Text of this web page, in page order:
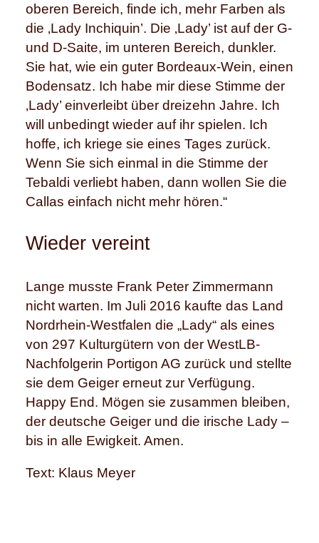
oberen Bereich, finde ich, mehr Farben als
die ‚Lady Inchiquin’. Die ‚Lady’ ist auf der G-
und D-Saite, im unteren Bereich, dunkler.
Sie hat, wie ein guter Bordeaux-Wein, einen
Bodensatz. Ich habe mir diese Stimme der
‚Lady’ einverleibt über dreizehn Jahre. Ich
will unbedingt wieder auf ihr spielen. Ich
hoffe, ich kriege sie eines Tages zurück.
Wenn Sie sich einmal in die Stimme der
Tebaldi verliebt haben, dann wollen Sie die
Callas einfach nicht mehr hören.“
Wieder vereint
Lange musste Frank Peter Zimmermann
nicht warten. Im Juli 2016 kaufte das Land
Nordrhein-Westfalen die „Lady“ als eines
von 297 Kulturgütern von der WestLB-
Nachfolgerin Portigon AG zurück und stellte
sie dem Geiger erneut zur Verfügung.
Happy End. Mögen sie zusammen bleiben,
der deutsche Geiger und die irische Lady –
bis in alle Ewigkeit. Amen.
Text: Klaus Meyer